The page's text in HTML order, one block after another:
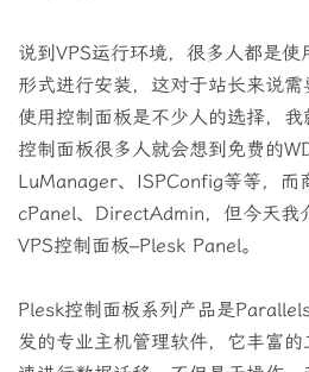
说到VPS运行环境，很多人都是
形式进行安装，这对于站长来说
使用控制面板是不少人的选择，
控制面板很多人就会想到免费的
LuManager、ISPConfig等等，而
cPanel、DirectAdmin，但今天我
VPS控制面板–Plesk Panel。
Plesk控制面板系列产品是
发的专业主机管理软件，它丰富